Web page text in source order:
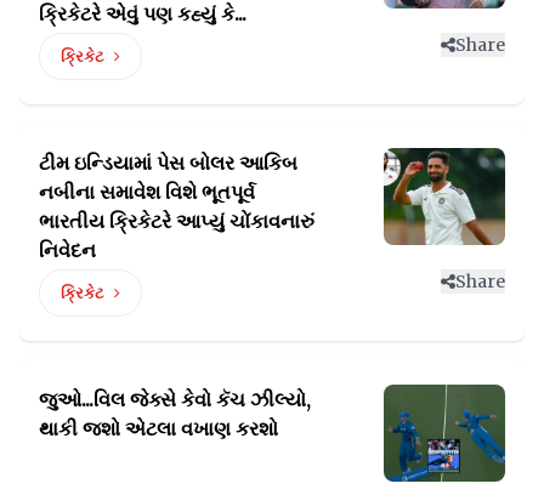
ક્રિકેટરે એવું પણ કહ્યું કે...
ક્રિકેટ
Share
ટીમ ઇન્ડિયામાં પેસ બોલર આકિબ
નબીના સમાવેશ વિશે ભૂતપૂર્વ
ભારતીય ક્રિકેટરે આપ્યું ચોંકાવનારું
નિવેદન
ક્રિકેટ
Share
જુઓ...વિલ જેક્સે કેવો કૅચ ઝીલ્યો,
થાકી જશો એટલા વખાણ કરશો